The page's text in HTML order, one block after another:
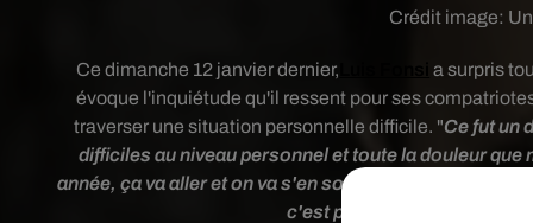
Crédit image:
Ce dimanche 12 janvier dernier,
a surpris
évoque l'inquiétude qu'il ressent pour ses
traverser une situation personnelle difficile. "Ce fut un
difficiles au niveau personnel et toute la douleur
année, ça va aller et on va s'en sortir. N'oubliez pas
c'est parti !!!